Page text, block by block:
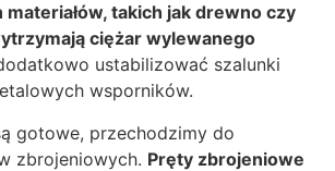
takich jak drewno czy
ciężar wylewanego
ustabilizować szalunki
wsporników.
gotowe, przechodzimy do
zbrojeniowych. Pręty zbrojeniowe